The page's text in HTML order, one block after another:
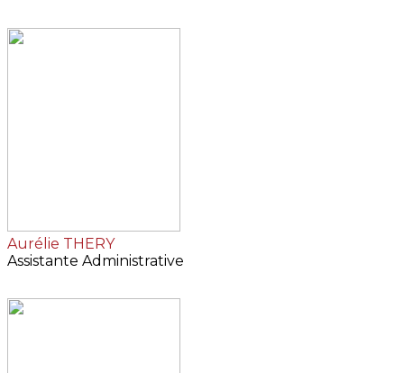
Aurélie THERY
Assistante Administrative